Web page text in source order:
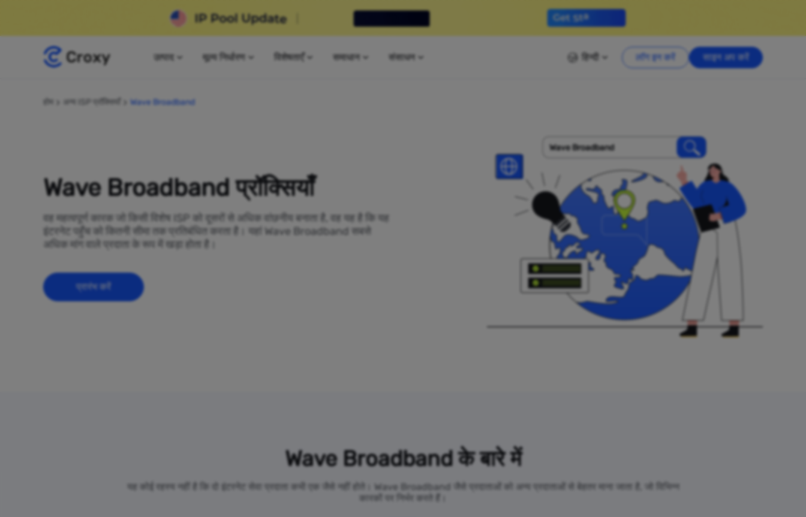
उत्पाद मूल्य निर्धारण विशेषताएँ समाधान संसाधन हिन्दी लॉग इन करें साइन अप करें
अन्य ISP प्रॉक्सियाँ Wave Broadband
Wave Broadband प्रॉक्सियाँ
वह महत्वपूर्ण कारक जो किसी विशेष ISP को दूसरों से अधिक वांछनीय बनाता है, वह यह है कि यह
इंटरनेट पहुँच को कितनी सीमा तक प्रतिबंधित करता है। यहां Wave Broadband सबसे
अधिक मांग वाले प्रदाता के रूप में खड़ा होता है।
प्रारंभ करें
Wave Broadband
Wave Broadband के बारे में
यह कोई रहस्य नहीं है कि दो इंटरनेट सेवा प्रदाता कभी एक जैसे नहीं होते। Wave Broadband जैसे प्रदाताओं को अन्य प्रदाताओं से बेहतर माना जाता है, जो विभिन्न
कारकों पर निर्भर करते हैं।